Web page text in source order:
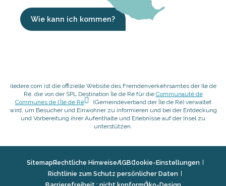
Wie kann ich kommen?
iledere.com ist die offizielle Website des Fremdenverkehrsamtes der Ile de
Ré, die von der SPL Destination Île de Ré für die Communauté de
Communes de l’Île de Ré
(Gemeindeverband der Île de Ré) verwaltet
wird, um Besucher und Einwohner zu informieren und bei der Entdeckung
und Vorbereitung ihrer Aufenthalte und Erlebnisse auf der Insel zu
unterstützen.
SitemapRechtliche HinweiseAGBCookie-Einstellungen
Richtlinie zum Schutz persönlicher Daten